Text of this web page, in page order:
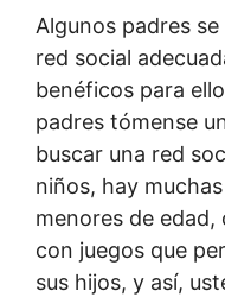
Algunos padres
red social
benéficos para
padres tómense
buscar una red
niños, hay
menores de
con juegos que
sus hijos, y así,